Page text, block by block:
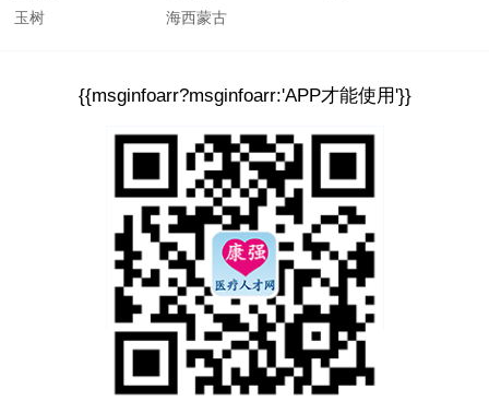
玉树
海西蒙古
{{msginfoarr?msginfoarr:'APP才能使用'}}